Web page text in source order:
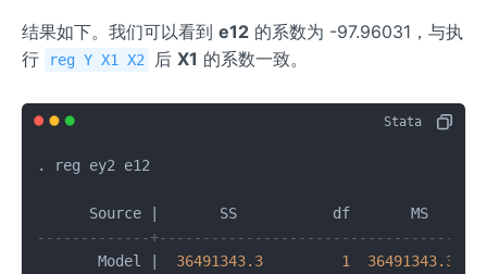
结果如下。我们可以看到 e12 的系数为 -97.96031，与执
行
reg Y X1 X2 后 X1 的系数一致。
. reg ey2 e12
      Source
SS           df       MS
-------------+----------------------------------
       Model
36491343.3 1 36491343.3